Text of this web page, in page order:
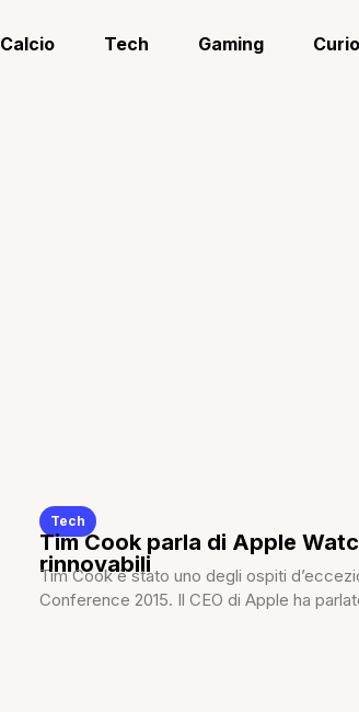
Calcio Tech Gaming
Tech
Tim Cook parla di Apple
rinnovabili
Tim Cook è stato uno degli ospiti
Conference 2015. Il CEO di Apple ha